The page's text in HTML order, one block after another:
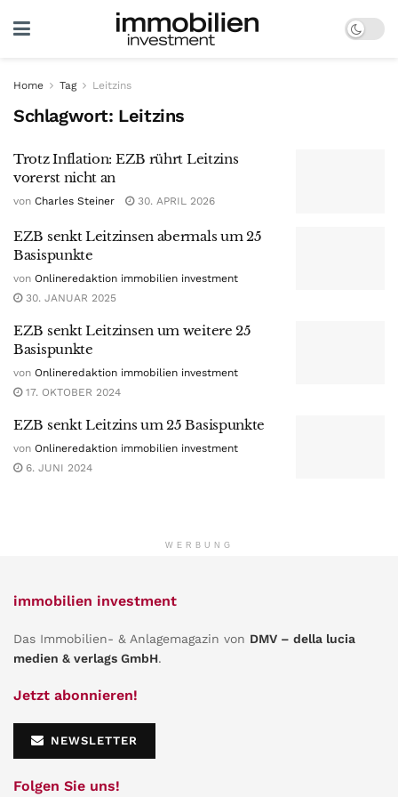
Home Tag Leitzins
Schlagwort: Leitzins
Trotz Inflation: EZB rührt Leitzins
vorerst nicht an
von Charles Steiner 30. APRIL 2026
EZB senkt Leitzinsen abermals um 25
Basispunkte
von Onlineredaktion immobilien investment
30. JANUAR 2025
EZB senkt Leitzinsen um weitere 25
Basispunkte
von Onlineredaktion immobilien investment
17. OKTOBER 2024
EZB senkt Leitzins um 25 Basispunkte
von Onlineredaktion immobilien investment
6. JUNI 2024
WERBUNG
immobilien investment
Das Immobilien- & Anlagemagazin von DMV – della lucia
medien & verlags GmbH.
Jetzt abonnieren!
NEWSLETTER
Folgen Sie uns!